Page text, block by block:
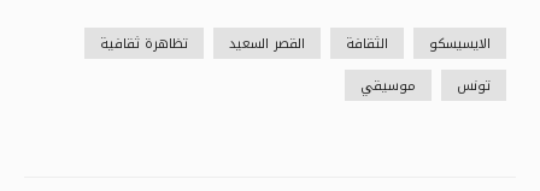
الايسيسكو الثقافة القصر السعيد
تظاهرة ثقافية
تونس
موسيقي